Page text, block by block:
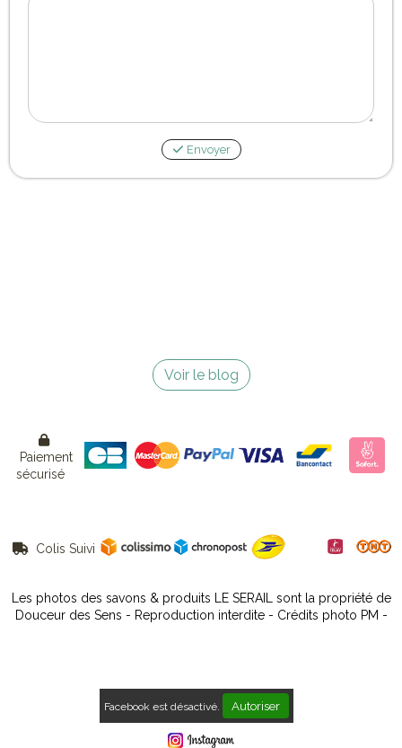
Envoyer
Voir le blog

Paiement
sécurisé
 Colis Suivi
Les photos des savons & produits LE SERAIL sont la propriété de
Douceur des Sens - Reproduction interdite - Crédits photo PM -
Facebook est désactivé. Autoriser